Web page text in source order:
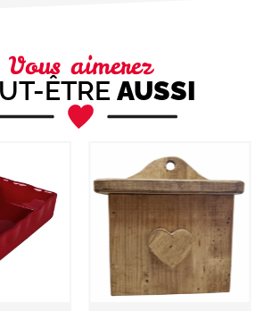
Vous aimerez
ÊTRE AUSSI